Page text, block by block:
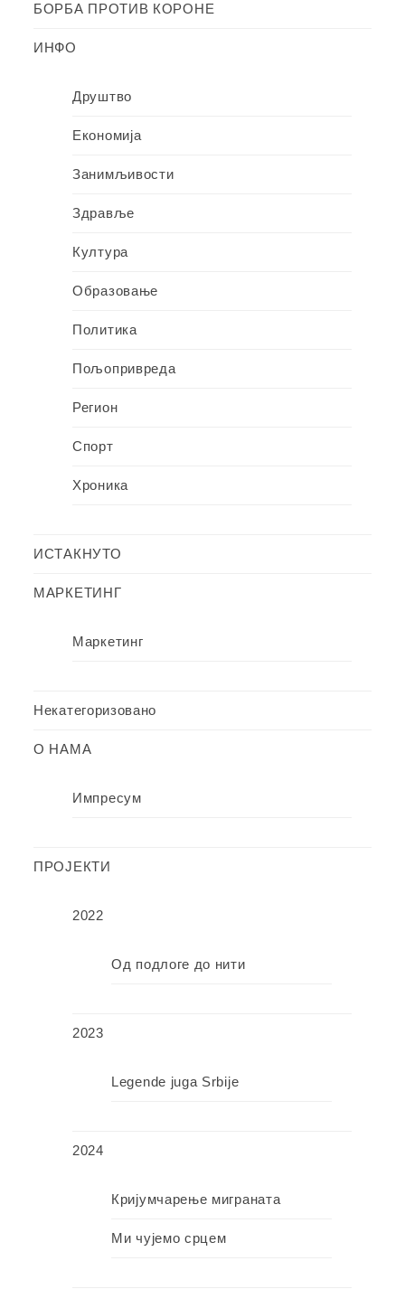
БОРБА ПРОТИВ КОРОНЕ
ИНФО
Друштво
Економија
Занимљивости
Здравље
Култура
Образовање
Политика
Пољопривреда
Регион
Спорт
Хроника
ИСТАКНУТО
МАРКЕТИНГ
Маркетинг
Некатегоризовано
О НАМА
Импресум
ПРОЈЕКТИ
2022
Од подлоге до нити
2023
Legende juga Srbije
2024
Кријумчарење миграната
Ми чујемо срцем